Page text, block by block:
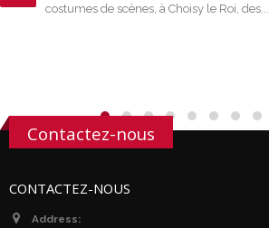
costumes de scènes, à Choisy le Roi, des...
Contactez-nous
CONTACTEZ-NOUS
Address: